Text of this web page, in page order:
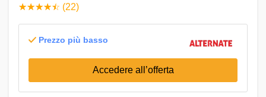
☆☆☆☆☆
★★★★★ (22)
Prezzo più basso
Accedere all’offerta